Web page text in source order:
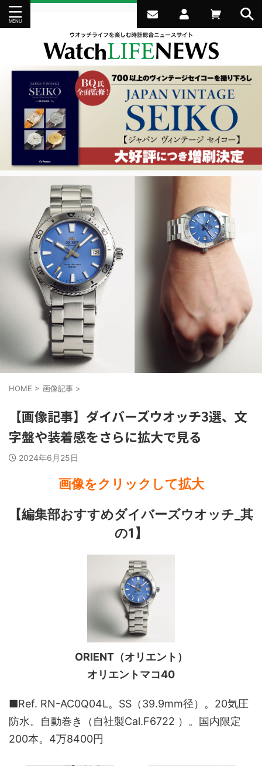
HOME > 画像記事 >
【画像記事】ダイバーズウオッチ3選、文
字盤や装着感をさらに拡大で見る
2024年6月25日
画像をクリックして拡大
【編集部おすすめダイバーズウオッチ_其
の1】
ORIENT（オリエント）
オリエントマコ40
■Ref. RN-AC0Q04L。SS（39.9mm径）。20気圧
防水。自動巻き（自社製Cal.F6722 ）。国内限定
200本。4万8400円